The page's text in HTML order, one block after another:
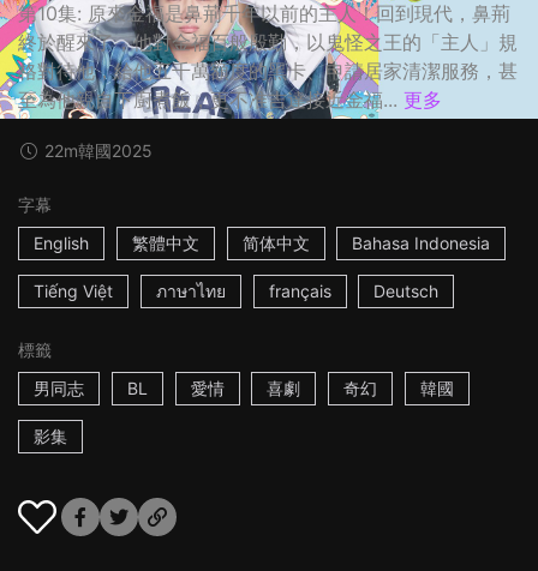
第10集: 原來金福是鼻荊千年以前的主人！回到現代，鼻荊
終於醒來了，他對金福百般殷勤，以鬼怪之王的「主人」規
格對待他，給他五千萬額度的黑卡、申請居家清潔服務，甚
至為他親自下廚煮飯，更不准吉達接近金福... 更多
22m韓國2025
字幕
English
繁體中文 简体中文 Bahasa Indonesia
Tiếng Việt ภาษาไทย français Deutsch
標籤
男同志
BL 愛情 喜劇 奇幻 韓國
影集